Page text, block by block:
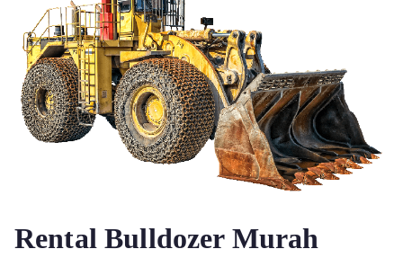
Rental Bulldozer Murah